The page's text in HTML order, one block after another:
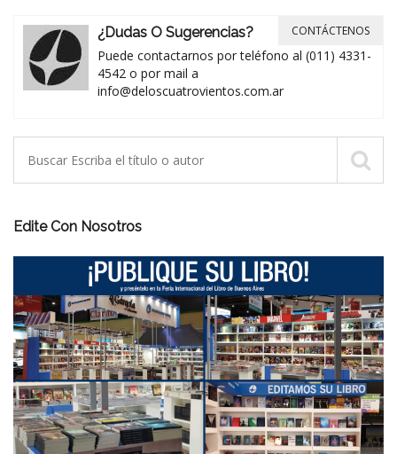
¿Dudas O Sugerencias?
Puede contactarnos por teléfono al (011) 4331-
4542 o por mail a
info@deloscuatrovientos.com.ar
CONTÁCTENOS
Edite Con Nosotros